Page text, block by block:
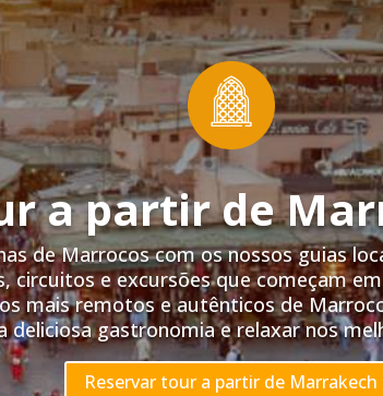
a partir de
de Marrocos com os nossos guias
circuitos e excursões que começam
mais remotos e autênticos de
deliciosa gastronomia e relaxar nos
Reservar tour a partir de Marrakech